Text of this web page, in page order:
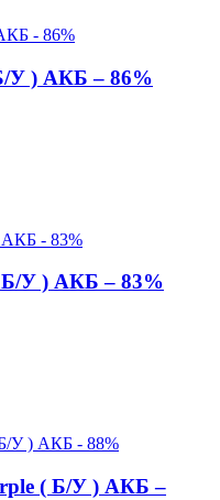
У ) АКБ – 86%
Б/У ) АКБ – 83%
( Б/У ) АКБ –